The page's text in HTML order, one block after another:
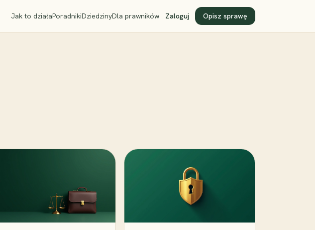
Jak to działaPoradnikiDziedzinyDla prawników Zaloguj Opisz sprawę